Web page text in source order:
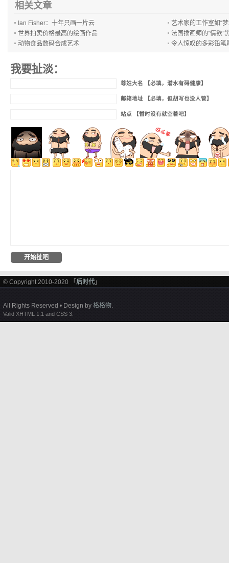
相关文章
Ian Fisher：十年只画一片云
艺术家的工作室如“
世界拍卖价格最高的绘画作品
法国插画师的“情欲”
动物食品数码合成艺术
令人惊叹的多彩铅笔
我要扯淡：
尊姓大名 【必填，潜水有碍健康】
邮箱地址 【必填，但胡写也没人管】
站点 【暂时没有就空着吧】
© Copyright 2010-2020 「 后时代 」
All Rights Reserved • Design by 格格物.
Valid XHTML 1.1 and CSS 3.